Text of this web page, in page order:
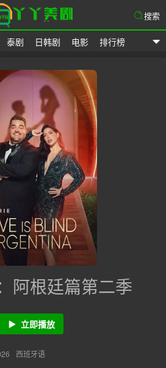
泰剧 日韩剧 电影 排行榜
搜索
阿根廷篇第二季
立即播放
西班牙语